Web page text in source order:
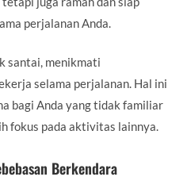
perjalanan Anda.
santai, menikmati
selama perjalanan. Hal ini
bagi Anda yang tidak familiar
fokus pada aktivitas lainnya.
Berkendara